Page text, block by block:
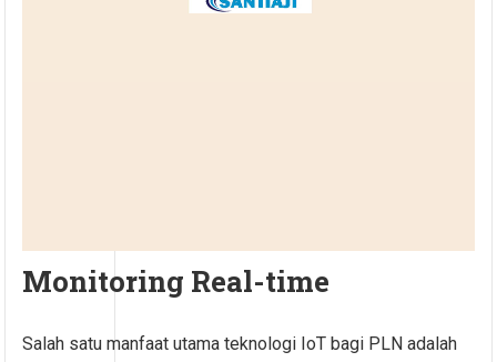
Monitoring Real-time
Salah satu manfaat utama teknologi IoT bagi PLN adalah